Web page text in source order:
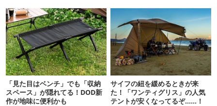
「見た目はベンチ」でも「収納
スペース」が隠れてる！DOD新
作が地味に便利かも
サイフの紐を緩めるときが来
た！「ワンティグリス」の人気
テントが安くなってるぞ……！